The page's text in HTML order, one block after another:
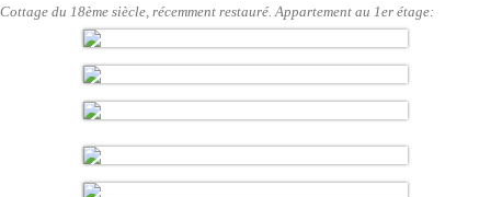
Cottage du 18ème siècle, récemment restauré. Appartement au 1er étage: